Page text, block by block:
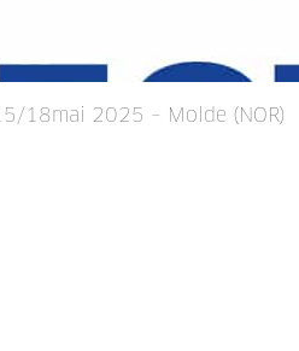
18mai 2025 – Molde (NOR)